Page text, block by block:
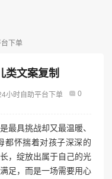
下单
类文案复制
小时自助平台下单
0
最具挑战却又最温暖、
都怀揣着对孩子深深的
，绽放出属于自己的光
足，而是一场需要用心